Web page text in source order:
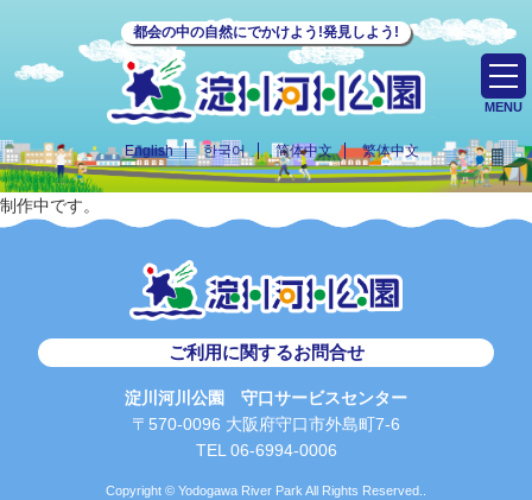
都会の中の自然にでかけよう!発見しよう!
English 한국어 简体中文 繁体中文
MENU
制作中です。
ご利用に関するお問合せ
淀川河川公園 守口サービスセンター
〒570-0096 大阪府守口市外島町7-6
TEL 06-6994-0006
Copyright © Yodogawa River Park All Rights Reserved..